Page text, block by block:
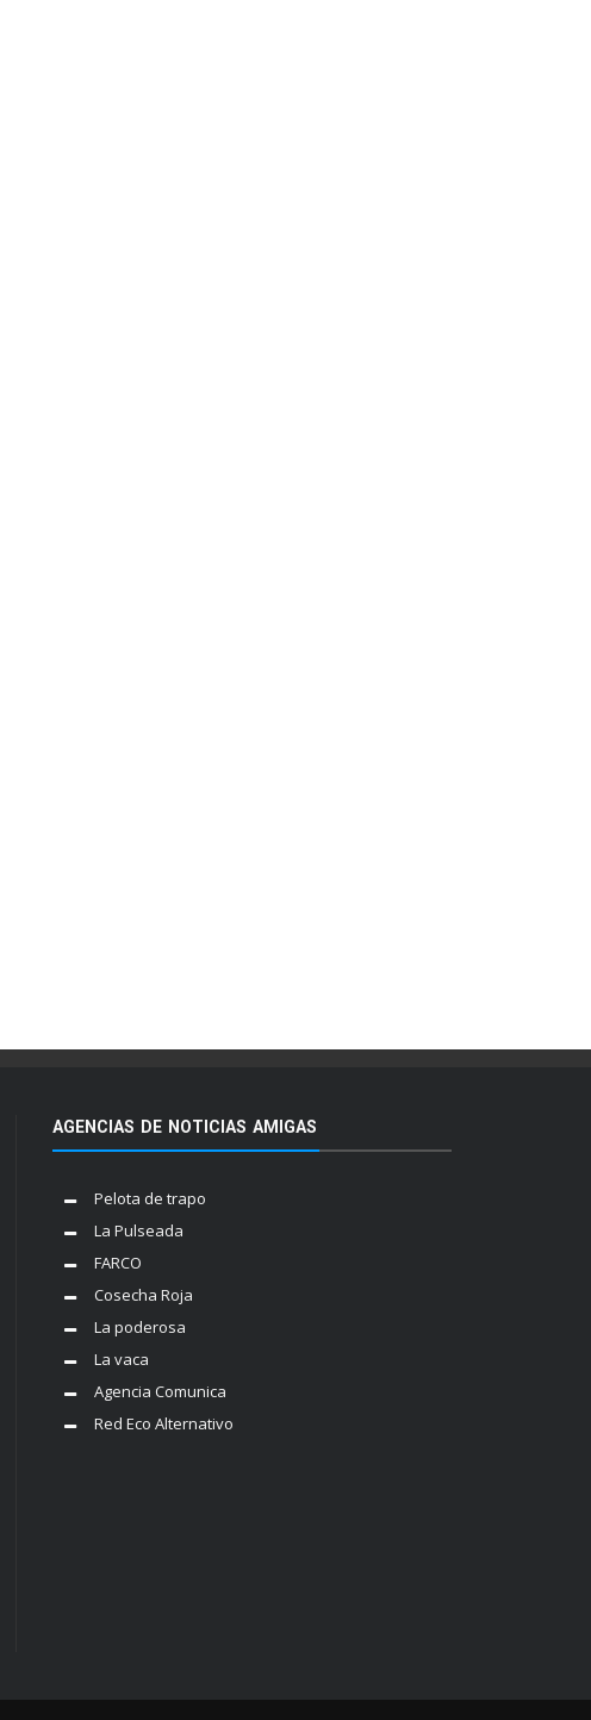
AGENCIAS DE NOTICIAS AMIGAS
Pelota de trapo
La Pulseada
FARCO
Cosecha Roja
La poderosa
La vaca
Agencia Comunica
Red Eco Alternativo